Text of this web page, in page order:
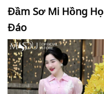
Đầm Sơ Mi Hồng
Đáo